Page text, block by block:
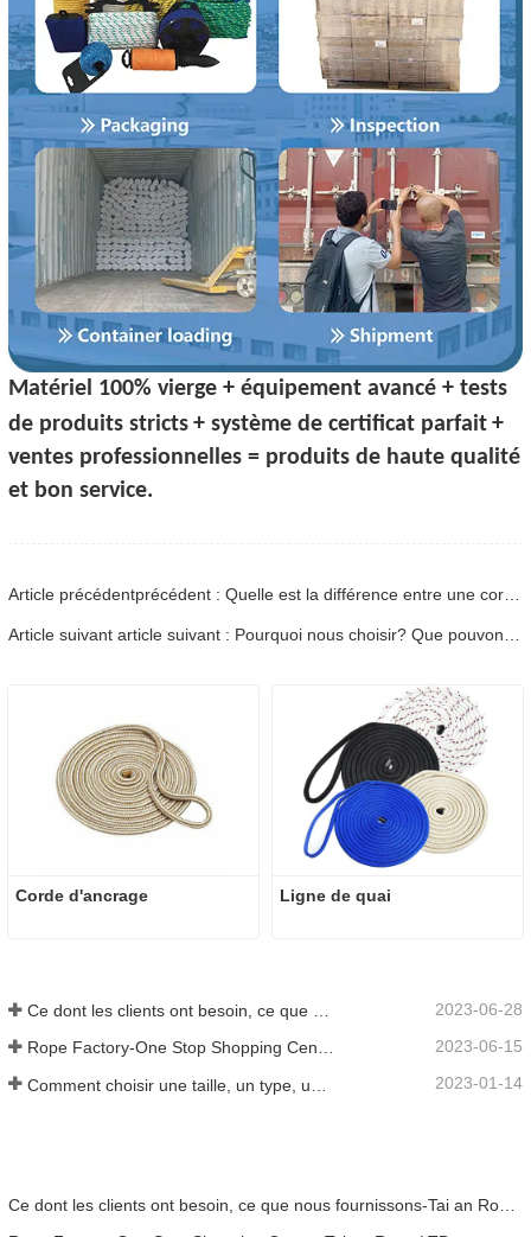
Matériel 100% vierge + équipement avancé + tests
de produits stricts + système de certificat parfait +
ventes professionnelles = produits de haute qualité
et bon service.
Corde d'ancrage Ligne de quai
2023-06-28
Rope Factory-One Stop Shopping Center-Tai an Rope LTD 2023-06-15
2023-01-14